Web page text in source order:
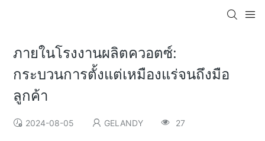
ภายในโรงงานผลิตควอตซ์:
กระบวนการตั้งแต่เหมืองแร่จนถึงมือ
ลูกค้า
2024-08-05 GELANDY 27